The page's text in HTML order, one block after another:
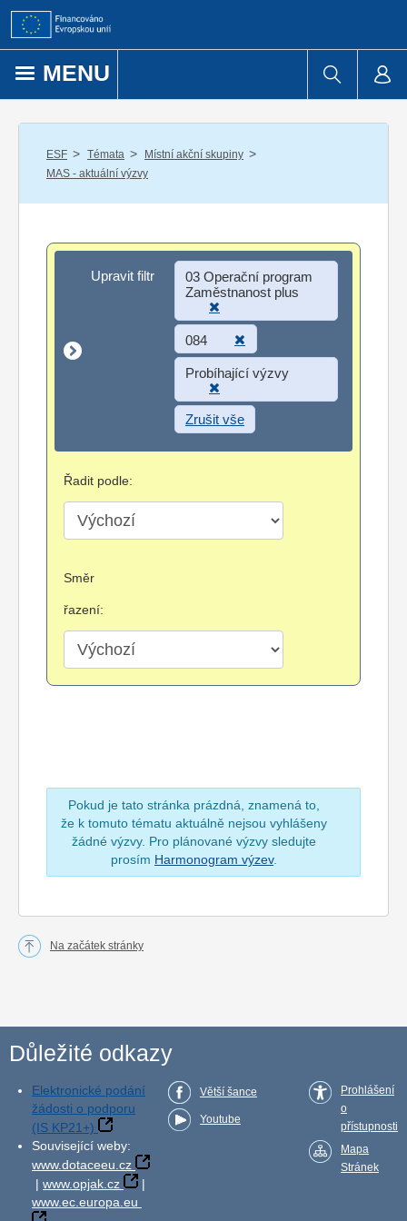
Přejít k obsahu
MENU
ESF / Témata / Místní akční skupiny /
MAS - aktuální výzvy
Upravit filtr
Upravit filtr
03 Operační program
Zaměstnanost plus
084
Probíhající výzvy
Zrušit vše
Řadit podle:
Směr
řazení:
Pokud je tato stránka prázdná, znamená to,
že k tomuto tématu aktuálně nejsou vyhlášeny
žádné výzvy. Pro plánované výzvy sledujte
prosím Harmonogram výzev.
Na začátek stránky
Důležité odkazy
Elektronické podání
žádosti o podporu
(IS KP21+)
Související weby:
www.dotaceeu.cz
| www.opjak.cz
|
www.ec.europa.eu
Větší šance
Youtube
Prohlášení
o
přístupnosti
Mapa
Stránek